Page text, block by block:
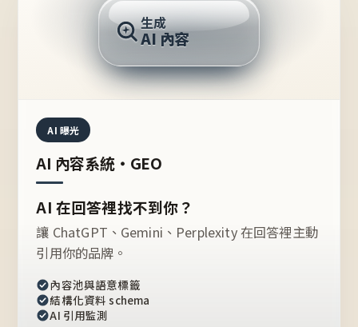
推薦的台灣品牌？
生成
AI 內容
AI 曝光
AI 內容系統・GEO
AI 在回答裡找不到你？
讓 ChatGPT、Gemini、Perplexity 在回答裡主動
引用你的品牌。
內容池與語意標籤
結構化資料 schema
AI 引用監測